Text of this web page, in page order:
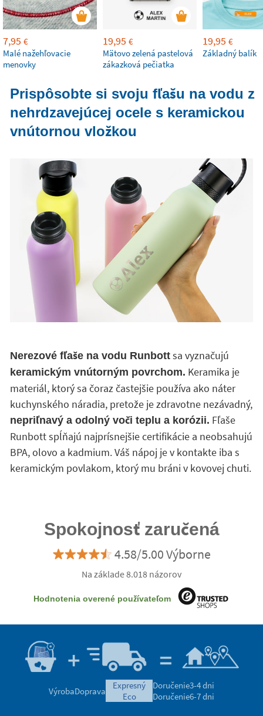
7,95 €
Malé nažehľovacie
menovky
19,95 €
Mätovo zelená pastelová
zákazková pečiatka
19,95 €
Základný balík
Prispôsobte si svoju fľašu na vodu z
nehrdzavejúcej ocele s keramickou
vnútornou vložkou
Nerezové fľaše na vodu Runbottsa vyznačujú
keramickým vnútorným povrchom. Keramika je
materiál, ktorý sa čoraz častejšie používa ako náter
kuchynského náradia, pretože je zdravotne nezávadný,
nepriľnavý a odolný voči teplu a korózii. Fľaše
Runbott spĺňajú najprísnejšie certifikácie a neobsahujú
BPA, olovo a kadmium. Váš nápoj je v kontakte iba s
keramickým povlakom, ktorý mu bráni v kovovej chuti.
Spokojnosť zaručená
4.58/5.00 Výborne
Na základe 8.018 názorov
Hodnotenia overené používateľom
VýrobaDoprava
expresný
eco
Doručenie3-4 dni
Doručenie6-7 dni